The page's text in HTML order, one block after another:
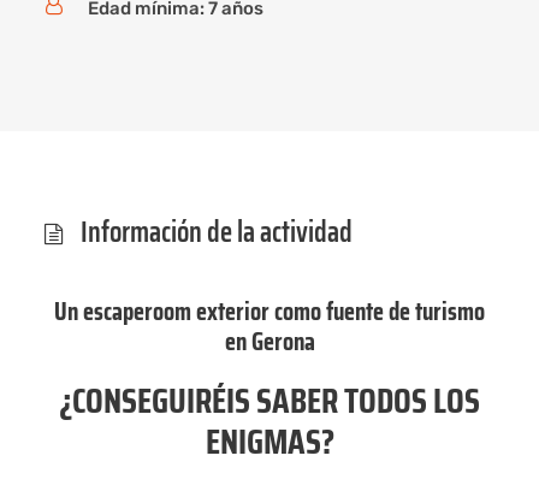
Edad mínima: 7 años
Información de la actividad
Un escaperoom exterior como fuente de turismo
en Gerona
¿CONSEGUIRÉIS SABER TODOS LOS
ENIGMAS?